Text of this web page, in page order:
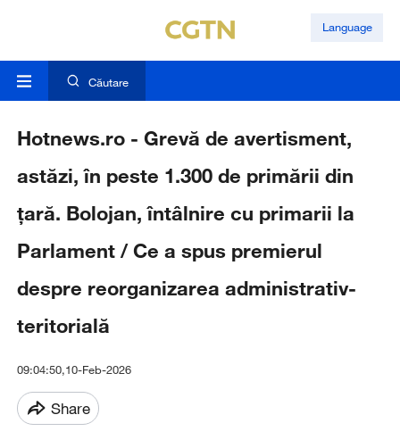
Language
Căutare
Hotnews.ro - Grevă de avertisment,
astăzi, în peste 1.300 de primării din
ţară. Bolojan, întâlnire cu primarii la
Parlament / Ce a spus premierul
despre reorganizarea administrativ-
teritorială
09:04:50,10-Feb-2026
Share